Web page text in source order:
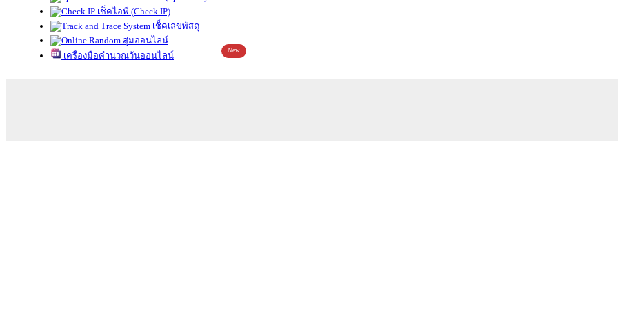
เช็คไอพี (Check IP)
เช็คเลขพัสดุ
สุ่มออนไลน์
เครื่องมือคำนวณวันออนไลน์
New